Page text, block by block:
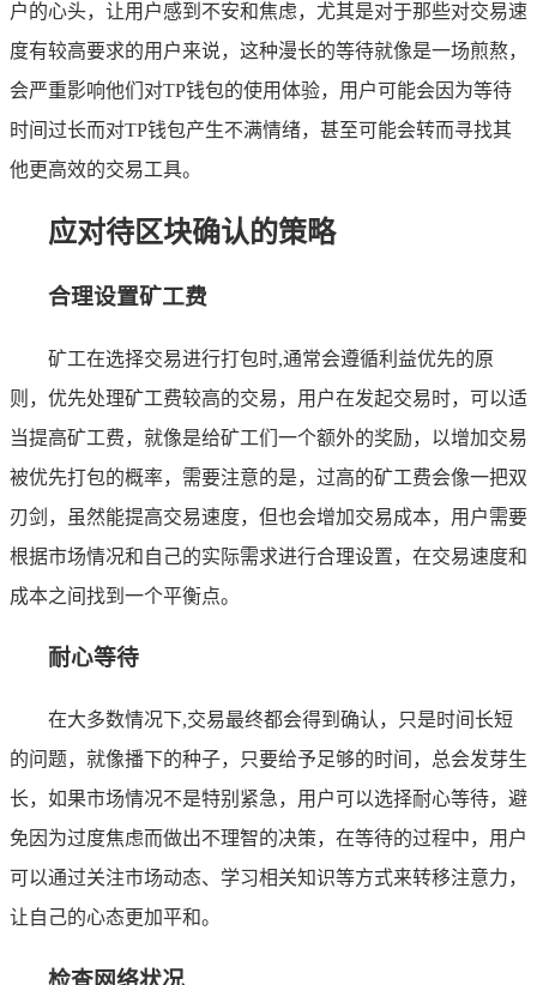
户的心头，让用户感到不安和焦虑，尤其是对于那些对交易速
度有较高要求的用户来说，这种漫长的等待就像是一场煎熬，
会严重影响他们对TP钱包的使用体验，用户可能会因为等待
时间过长而对TP钱包产生不满情绪，甚至可能会转而寻找其
他更高效的交易工具。
应对待区块确认的策略
合理设置矿工费
矿工在选择交易进行打包时,通常会遵循利益优先的原
则，优先处理矿工费较高的交易，用户在发起交易时，可以适
当提高矿工费，就像是给矿工们一个额外的奖励，以增加交易
被优先打包的概率，需要注意的是，过高的矿工费会像一把双
刃剑，虽然能提高交易速度，但也会增加交易成本，用户需要
根据市场情况和自己的实际需求进行合理设置，在交易速度和
成本之间找到一个平衡点。
耐心等待
在大多数情况下,交易最终都会得到确认，只是时间长短
的问题，就像播下的种子，只要给予足够的时间，总会发芽生
长，如果市场情况不是特别紧急，用户可以选择耐心等待，避
免因为过度焦虑而做出不理智的决策，在等待的过程中，用户
可以通过关注市场动态、学习相关知识等方式来转移注意力，
让自己的心态更加平和。
检查网络状况